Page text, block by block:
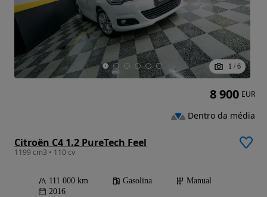
1 / 6
Citroën C4 1.2 PureTech Feel
1199 cm3 • 110 cv
111 000 km Gasolina
Manual
2016
8 900 EUR
Dentro da média